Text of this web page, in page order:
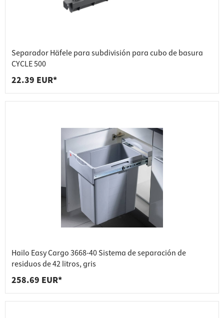
Separador Häfele para subdivisión para cubo de basura
CYCLE 500
22.39 EUR*
Hailo Easy Cargo 3668-40 Sistema de separación de
residuos de 42 litros, gris
258.69 EUR*